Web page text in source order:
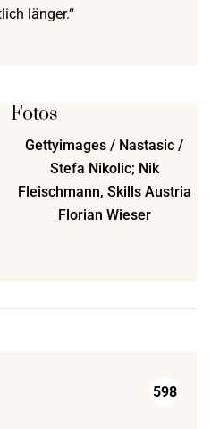
länger.“
Fotos
Gettyimages / Nastasic /
Stefa Nikolic; Nik
Fleischmann, Skills Austria
Florian Wieser
598